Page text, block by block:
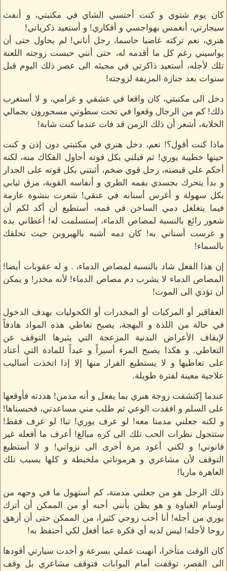
كان يوم شتوي و كنت أحتسي الشاي في مكتبتي، و أنفث
سيجارتي، أنغمس بهواجسي و أفكاري! و أستعيد ذكرياتي!
هنري، نعم تركته غاضبا حاسما، رجل أناني! لم يحاول حتى أن
يواسيني رغم كل ما أقدمه له، حتى أنني حبست زوجته اللعنة
تلك لأجله، أستعيد ذاكرتي في مجيئه الى عصر ذلك اليوم قبل
سنوات بعد جنازة المزيفة لزوجته!
دخل الى مكتبتي، كان واقعا في عشقي و غرامي، و لا أستغرب
ذلك! كم من الرجال وقعوا في تحت سطوتي مسحورون بجمالي
الخلابة، أشعر أن ذلك الزمن قد فات عندما كنت شابة!
ماذا كنت أقول؟! نعم، دخل هنري في مكتبتي دون إذن و كنت
حينها خطيبة يوري! ثم قبلني بكل قوته أحاول الفكاك منه، لكنه
أحكم علي قبضته، رجل قوي ضخم، أثبتني بكل قوته على الجدار
و بدأ يتحرك بجسدي بفمه الطري و أنفاسه القوية، مزق ثيابي
بكل سهولة و أغرس أسنانه في عنقي! شعرت بنشوة عارمة
فيما يتغلغل دمي الساخن في فمه، أستطيع أن أكد لكم أن
شعور رائع بالنسبة لمصاص الدماء، إستسلمت له! أعطاني يده
و غرست أسناني به! كان دمه أشبه بالهيروين حيث تحلقك
بالسماء!
إن هذا الفعل شاد بالنسبة لمصاص الدماء، . و له عقوبات أيضا!
المصاص الدماء لا يشرب دم مصاص الدماء! لأنه مخدر! و يمكن
أن تؤدي الى الموت!
العقاقير أو المركبات أو المخدرات أو الكحوليات بهدف الدخول
في حالة من اللذة و البهجة، يصبح تعاطي هذه المواد هادفاً
لإيقاف الأعراض البدنية المزعجة التي يثيرها التوقف عن
التعاطي. و هكذا يصبح المرء أسيراً و عبداً للمادة التي أعتاد
على تعاطيها و لا يستطيع الفرار منها إلا إذا اتخذت أساليب
علاجية معينة لفترة طويلة.
عندما إكتشفت زوجة هنري بما يفعل و أنه مدمن! هددته فأوقعها
على السلم و افقدت الوعي ثم طلب مني مساعدتي، فحبسناها!
و لكنه جعلني مدمنا معه! لو عرف يوري! تبا! لو عرف فقط!
ستتحول نظرات الحب تلك الى كره مبالغ! أعرف ما أفعله غير
قانوني! و لكني أعود مرة أخرى الى نزواتي! و لا أستطيع
التوقف لأن مشاعري و هرموناتي ملخبطة و كلها بسبب تلك
العاهرة ماريا!
ذلك الرجل هو من جعلني مدمنة، كم أستهول ما في وجهه من
أوسام الغباوة و هو يظن بأنني أحبه أو من الممكن أن أترك
يوري من أجله! أنا أحب زوجي كثيرا، من الممكن حتى أن أزهق
روحا لأجله! ليس لديه أي فكرة عما أفعل لكي أحتفظ به!
كان الوقت متأخرا، أنهيت عملي بسرعة و أخدت سيارتي أقودها
الى القصر، توقفت أمام البوابات فتوقف مشاعري بل وقف